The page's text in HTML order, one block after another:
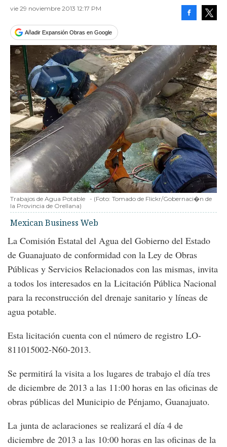
vie 29 noviembre 2013 12:17 PM
Añadir Expansión Obras en Google
Trabajos de Agua Potable - (Foto: Tomado de Flickr/Gobernaci�n de
la Provincia de Orellana)
Mexican Business Web
La Comisión Estatal del Agua del Gobierno del Estado
de Guanajuato de conformidad con la Ley de Obras
Públicas y Servicios Relacionados con las mismas, invita
a todos los interesados en la Licitación Pública Nacional
para la reconstrucción del drenaje sanitario y líneas de
agua potable.
Esta licitación cuenta con el número de registro LO-
811015002-N60-2013.
Se permitirá la visita a los lugares de trabajo el día tres
de diciembre de 2013 a las 11:00 horas en las oficinas de
obras públicas del Municipio de Pénjamo, Guanajuato.
La junta de aclaraciones se realizará el día 4 de
diciembre de 2013 a las 10:00 horas en las oficinas de la